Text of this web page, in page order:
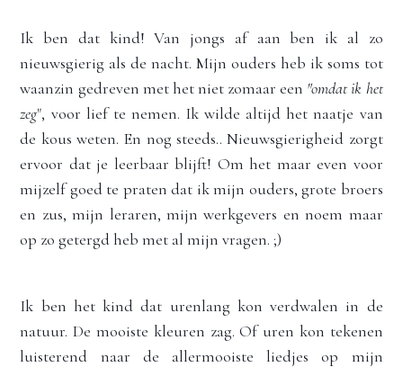
Ik ben dat kind! Van jongs af aan ben ik al zo
nieuwsgierig als de nacht. Mijn ouders heb ik soms tot
waanzin gedreven met het niet zomaar een "omdat ik het
zeg", voor lief te nemen. Ik wilde altijd het naatje van
de kous weten. En nog steeds.. Nieuwsgierigheid zorgt
ervoor dat je leerbaar blijft! Om het maar even voor
mijzelf goed te praten dat ik mijn ouders, grote broers
en zus, mijn leraren, mijn werkgevers en noem maar
op zo getergd heb met al mijn vragen. ;)
Ik ben het kind dat urenlang kon verdwalen in de
natuur. De mooiste kleuren zag. Of uren kon tekenen
luisterend naar de allermooiste liedjes op mijn